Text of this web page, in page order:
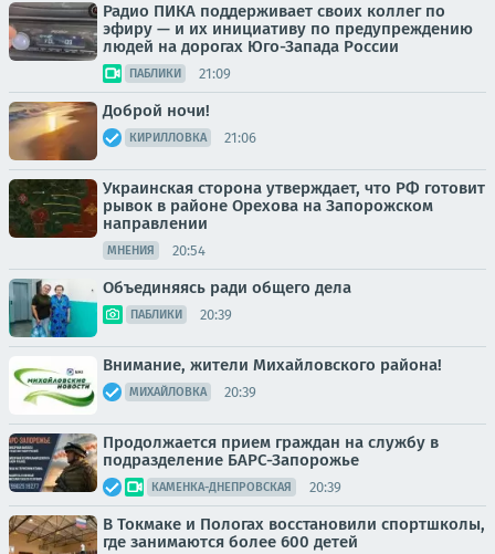
Радио ПИКА поддерживает своих коллег по
эфиру — и их инициативу по предупреждению
людей на дорогах Юго-Запада России
ПАБЛИКИ 21:09
Доброй ночи!
КИРИЛЛОВКА 21:06
Украинская сторона утверждает, что РФ готовит
рывок в районе Орехова на Запорожском
направлении
МНЕНИЯ 20:54
Объединяясь ради общего дела
ПАБЛИКИ 20:39
Внимание, жители Михайловского района!
МИХАЙЛОВКА 20:39
Продолжается прием граждан на службу в
подразделение БАРС-Запорожье
КАМЕНКА-ДНЕПРОВСКАЯ 20:39
В Токмаке и Пологах восстановили спортшколы,
где занимаются более 600 детей